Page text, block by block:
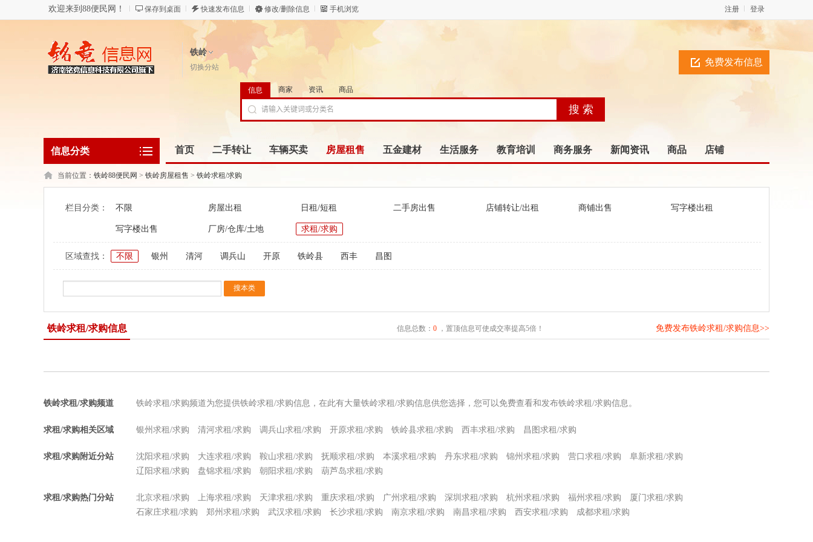
欢迎来到88便民网！ 保存到桌面 快速发布信息 修改/删除信息 手机浏览 登录
注册
铁岭
切换分站 免费发布信息
信息 商家 资讯 商品
信息分类 首页 二手转让 车辆买卖 房屋租售 五金建材 生活服务 教育培训 商务服务 新闻资讯 商品 店铺
当前位置： 铁岭88便民网 > 铁岭房屋租售 > 铁岭求租/求购
栏目分类： 不限 房屋出租 日租/短租 二手房出售 店铺转让/出租 商铺出售 写字楼出租
写字楼出售 厂房/仓库/土地 求租/求购
区域查找： 不限 银州 清河 调兵山 开原 铁岭县 西丰 昌图
铁岭求租/求购信息 信息总数： 0，置顶信息可使成交率提高5倍！ 免费发布铁岭求租/求购信息>>
铁岭求租/求购频道 铁岭求租/求购频道为您提供铁岭求租/求购信息，在此有大量铁岭求租/求购信息供您选择，您可以免费查看和发布铁岭求租/求购信息。
求租/求购相关区域 银州求租/求购 清河求租/求购 调兵山求租/求购 开原求租/求购 铁岭县求租/求购 西丰求租/求购 昌图求租/求购
求租/求购附近分站 沈阳求租/求购 大连求租/求购 鞍山求租/求购 抚顺求租/求购 本溪求租/求购 丹东求租/求购 锦州求租/求购 营口求租/求购
阜新求租/求购
辽阳求租/求购
盘锦求租/求购 朝阳求租/求购 葫芦岛求租/求购
求租/求购热门分站 北京求租/求购 上海求租/求购 天津求租/求购 重庆求租/求购 广州求租/求购 深圳求租/求购 杭州求租/求购 福州求租/求购
厦门求租/求购
石家庄求租/求购
郑州求租/求购 武汉求租/求购 长沙求租/求购 南京求租/求购 南昌求租/求购 西安求租/求购 成都求租/求购